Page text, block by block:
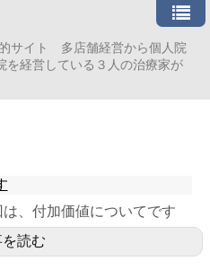
サイト 多店舗経営から個人院
を経営している３人の治療家が
、付加価値についてです
読む